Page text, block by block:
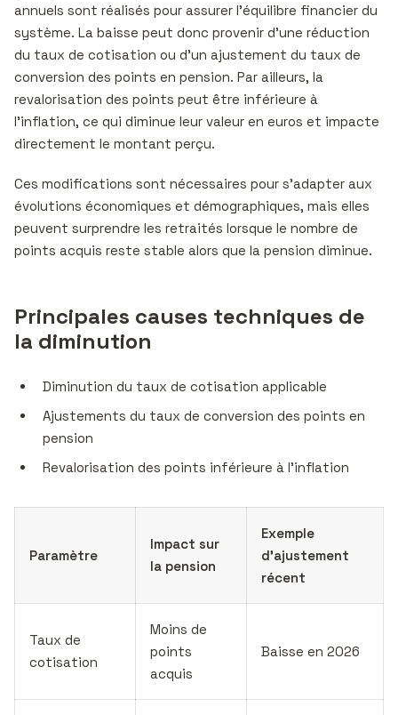
annuels sont réalisés pour assurer l’équilibre financier du
système. La baisse peut donc provenir d’une réduction
du taux de cotisation ou d’un ajustement du taux de
conversion des points en pension. Par ailleurs, la
revalorisation des points peut être inférieure à
l’inflation, ce qui diminue leur valeur en euros et impacte
directement le montant perçu.
Ces modifications sont nécessaires pour s’adapter aux
évolutions économiques et démographiques, mais elles
peuvent surprendre les retraités lorsque le nombre de
points acquis reste stable alors que la pension diminue.
Principales causes techniques de
la diminution
Diminution du taux de cotisation applicable
Ajustements du taux de conversion des points en
pension
Revalorisation des points inférieure à l’inflation
Paramètre
Impact sur
la pension
Exemple
d’ajustement
récent
Taux de
cotisation
Moins de
points
acquis
Baisse en 2026